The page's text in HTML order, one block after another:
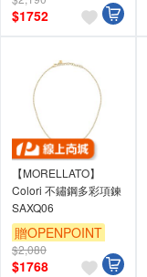
$1752
【MORELLATO】
Colori 不鏽鋼多彩項鍊
SAXQ06
贈OPENPOINT
$2,080
$1768